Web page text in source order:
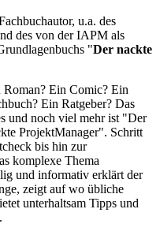
u.a. des
des von der IAPM als
"Der nackte
Roman? Ein Comic? Ein
Ein Ratgeber? Das
und noch viel mehr ist "Der
ProjektManager". Schritt
bis hin zur
komplexe Thema
und informativ erklärt der
zeigt auf wo übliche
unterhaltsam Tipps und